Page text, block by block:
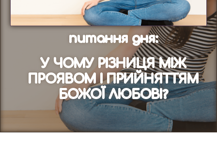
питання дня:
У ЧОМУ РІЗНИЦЯ МІЖ
ПРОЯВОМ І ПРИЙНЯТТЯМ
БОЖОЇ ЛЮБОВІ?